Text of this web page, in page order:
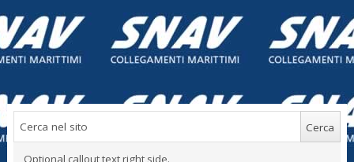
Optional callout text right side.